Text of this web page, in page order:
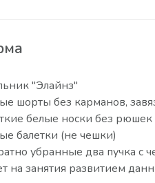
"Элайнз"
шорты без карманов,
белые носки без рюшек
балетки (не чешки)
убранные два пучка
на занятия развитием